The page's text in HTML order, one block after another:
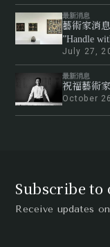
最新消息
藝術家消
”Handle
July 27,
最新消息
祝福藝術
October
Subscribe
Receive updates